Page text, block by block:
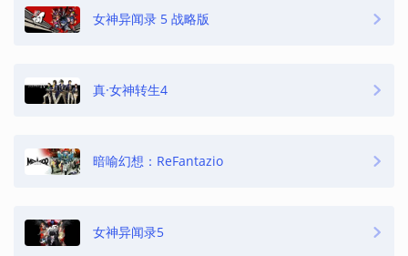
女神异闻录 5 战略版
真·女神转生4
暗喻幻想：ReFantazio
女神异闻录5